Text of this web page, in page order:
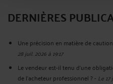
DERNIÈRES
Une précision en matière de
28 juil. 2026 à 19:17
Le vendeur est-il tenu d’une
de l’acheteur professionnel ?- Le